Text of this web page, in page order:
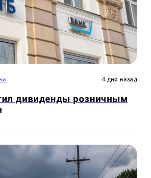
4 дня назад
дивиденды розничным